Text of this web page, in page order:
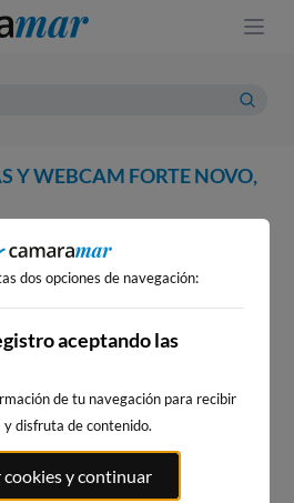
Y WEBCAM FORTE NOVO,
METEOROLOGÍA
NOVO,
CERCANAS
dos opciones de navegación:
aceptando las
de tu navegación para recibir
disfruta de contenido.
cookies y continuar